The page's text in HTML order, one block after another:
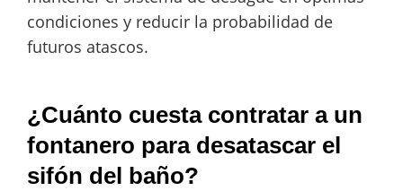
condiciones y reducir la probabilidad de
futuros atascos.
¿Cuánto cuesta contratar a un
fontanero para desatascar el
sifón del baño?